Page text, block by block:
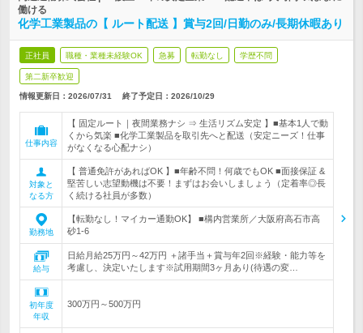
働ける
化学工業製品の【 ルート配送 】賞与2回/日勤のみ/長期休暇あり
正社員 職種・業種未経験OK 急募 転勤なし 学歴不問
第二新卒歓迎
情報更新日：2026/07/31 終了予定日： 2026/10/29
仕事内容
【 固定ルート｜夜間業務ナシ ⇒ 生活リズム安定 】■基本1人で動
くから気楽 ■化学工業製品を取引先へと配送（安定ニーズ！仕事
がなくなる心配ナシ）
対象と
なる方
【 普通免許があればOK 】■年齢不問！何歳でもOK ■面接保証 &
堅苦しい志望動機は不要！まずはお会いしましょう（定着率◎長
く続ける社員が多数）
勤務地
【転勤なし！マイカー通勤OK】 ■構内営業所／大阪府高石市高
砂1-6
給与
日給月給25万円～42万円 ＋諸手当＋賞与年2回※経験・能力等を
考慮し、決定いたします※試用期間3ヶ月あり(待遇の変…
初年度
年収
300万円～500万円